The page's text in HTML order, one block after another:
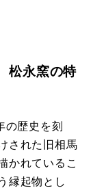
松永窯の特
の歴史を刻
された旧相馬
かれているこ
縁起物とし